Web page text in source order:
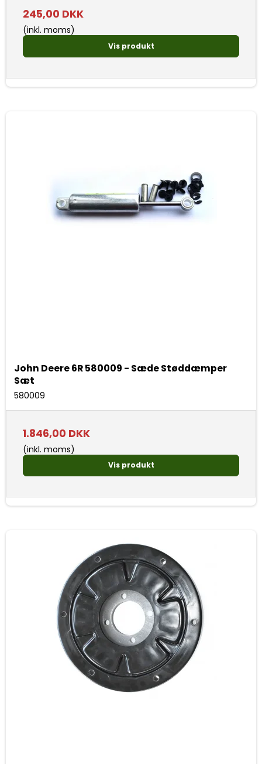
245,00 DKK
(inkl. moms)
Vis produkt
John Deere 6R 580009 - Sæde Støddæmper
Sæt
580009
1.846,00 DKK
(inkl. moms)
Vis produkt